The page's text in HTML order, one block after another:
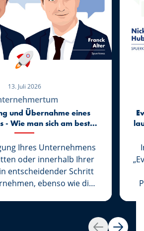
13. Juli 2026
und Übernahme eines
- Wie man sich am besten
vorbereitet
Ihres Unternehmens
oder innerhalb Ihrer
entscheidender Schritt
ebenso wie die